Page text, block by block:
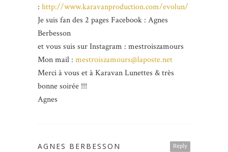
: http://www.karavanproduction.com/evolun/
Je suis fan des 2 pages Facebook : Agnes
Berbesson
et vous suis sur Instagram : mestroiszamours
Mon mail : mestroiszamours@laposte.net
Merci à vous et à Karavan Lunettes & très
bonne soirée !!!
Agnes
Reply
AGNES BERBESSON